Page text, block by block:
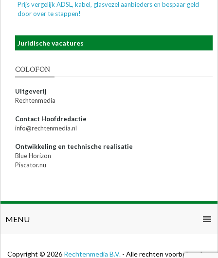
Prijs vergelijk ADSL, kabel, glasvezel aanbieders en bespaar geld
door over te stappen!
Juridische vacatures
COLOFON
Uitgeverij
Rechtenmedia
Contact Hoofdredactie
info@rechtenmedia.nl
Ontwikkeling en technische realisatie
Blue Horizon
Piscator.nu
MENU
Copyright © 2026 Rechtenmedia B.V. - Alle rechten voorbehouden.